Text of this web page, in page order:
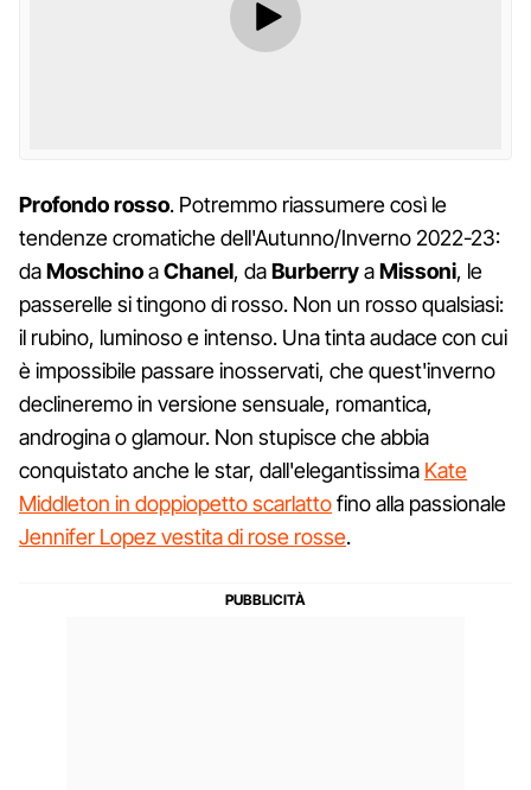
Profondo rosso. Potremmo riassumere così le
tendenze cromatiche dell'Autunno/Inverno 2022-23:
daMoschinoaChanel, daBurberryaMissoni, le
passerelle si tingono di rosso. Non un rosso qualsiasi:
il rubino, luminoso e intenso. Una tinta audace con cui
è impossibile passare inosservati, che quest'inverno
declineremo in versione sensuale, romantica,
androgina o glamour. Non stupisce che abbia
conquistato anche le star, dall'elegantissima Kate
Middleton in doppiopetto scarlattofino alla passionale
Jennifer Lopez vestita di rose rosse.